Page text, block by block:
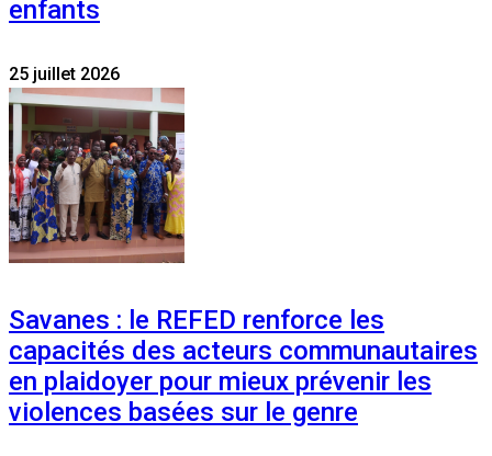
enfants
25 juillet 2026
Savanes : le REFED renforce les
capacités des acteurs communautaires
en plaidoyer pour mieux prévenir les
violences basées sur le genre